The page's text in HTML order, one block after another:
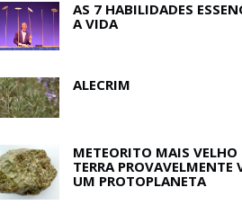
AS 7 HABILIDADES
A VIDA
ALECRIM
METEORITO MAIS VELHO
TERRA PROVAVELMENTE
UM PROTOPLANETA